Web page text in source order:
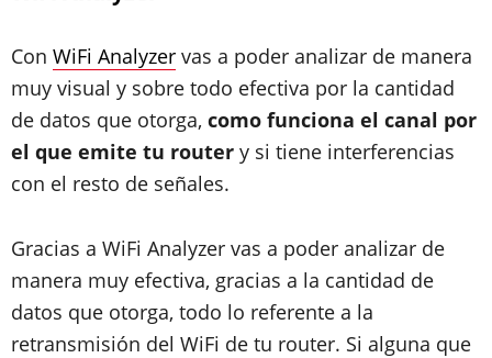
Con WiFi Analyzer vas a poder analizar de manera
muy visual y sobre todo efectiva por la cantidad
de datos que otorga, como funciona el canal por
el que emite tu router y si tiene interferencias
con el resto de señales.
Gracias a WiFi Analyzer vas a poder analizar de
manera muy efectiva, gracias a la cantidad de
datos que otorga, todo lo referente a la
retransmisión del WiFi de tu router. Si alguna que